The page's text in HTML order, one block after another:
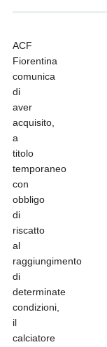
ACF
Fiorentina
comunica
di
aver
acquisito,
a
titolo
temporaneo
con
obbligo
di
riscatto
al
raggiungimento
di
determinate
condizioni,
il
calciatore